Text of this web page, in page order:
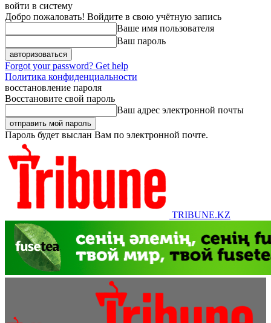
войти в систему
Добро пожаловать! Войдите в свою учётную запись
Ваше имя пользователя
Ваш пароль
Forgot your password? Get help
Политика конфиденциальности
восстановление пароля
Восстановите свой пароль
Ваш адрес электронной почты
Пароль будет выслан Вам по электронной почте.
TRIBUNE.KZ